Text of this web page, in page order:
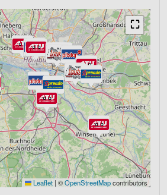
⛶
Leaflet | ©OpenStreetMapcontributors